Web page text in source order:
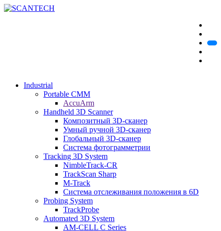
Industrial
Portable CMM
AccuArm
Handheld 3D Scanner
Композитный 3D-сканер
Умный ручной 3D-сканер
Глобальный 3D-сканер
Система фотограмметрии
Tracking 3D System
NimbleTrack-CR
TrackScan Sharp
M-Track
Система отслеживания положения в 6D
Probing System
TrackProbe
Automated 3D System
AM-CELL C Series